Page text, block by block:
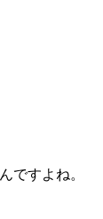
ですよね。